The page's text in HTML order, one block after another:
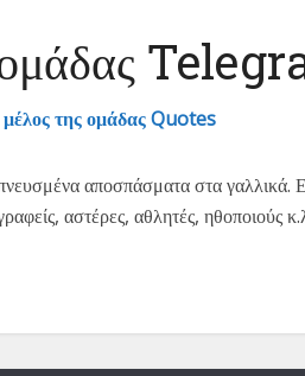
της ομάδας Quotes
αποσπάσματα στα γαλλικά.
αστέρες, αθλητές,